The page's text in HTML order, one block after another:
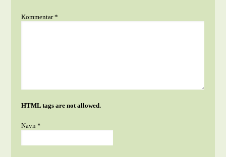
Kommentar*
HTML tags are not allowed.
Navn*